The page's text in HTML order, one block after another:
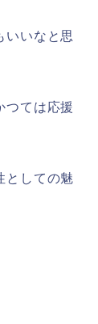
いいなと思
つては応援
としての魅